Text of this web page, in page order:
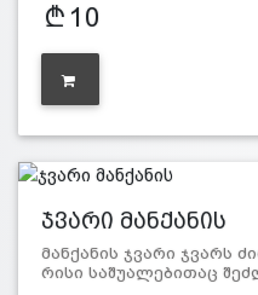
10
ჯვარი მანქანის
მანქანის ჯვარი ჯვარს
რისი საშუალებითაც